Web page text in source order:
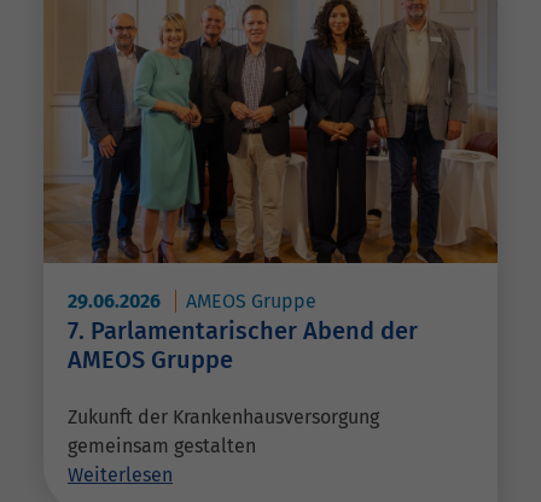
29.06.2026 AMEOS Gruppe
7. Parlamentarischer Abend der
AMEOS Gruppe
Zukunft der Krankenhausversorgung
gemeinsam gestalten
Weiterlesen